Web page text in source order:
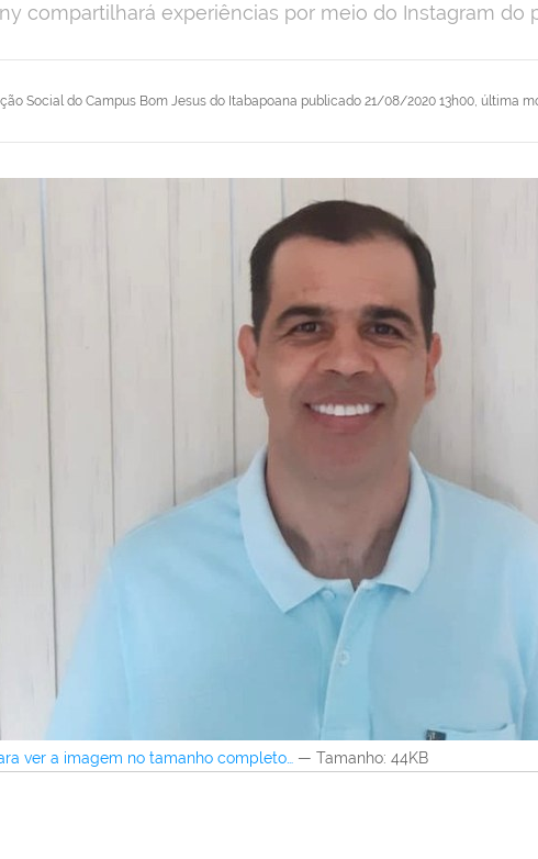
Social do Campus Bom Jesus do Itabapoana publicado 21/08/2020 13h00, última
compartilhará experiências por meio do Instagram do
ver a imagem no tamanho completo… — Tamanho: 44KB